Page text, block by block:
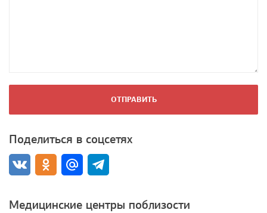
ОТПРАВИТЬ
Поделиться в соцсетях
Медицинские центры поблизости